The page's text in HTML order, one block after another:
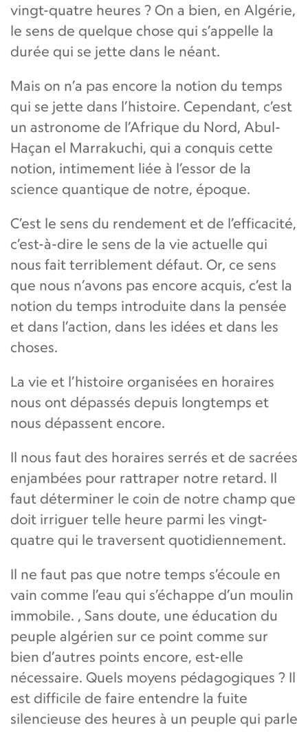
vingt-quatre heures ? On a bien, en Algérie,
le sens de quelque chose qui s’appelle la
durée qui se jette dans le néant.
Mais on n’a pas encore la notion du temps
qui se jette dans l’histoire. Cependant, c’est
un astronome de l’Afrique du Nord, Abul-
Haçan el Marrakuchi, qui a conquis cette
notion, intimement liée à l’essor de la
science quantique de notre, époque.
C’est le sens du rendement et de l’efficacité,
c’est-à-dire le sens de la vie actuelle qui
nous fait terriblement défaut. Or, ce sens
que nous n’avons pas encore acquis, c’est la
notion du temps introduite dans la pensée
et dans l’action, dans les idées et dans les
choses.
La vie et l’histoire organisées en horaires
nous ont dépassés depuis longtemps et
nous dépassent encore.
Il nous faut des horaires serrés et de sacrées
enjambées pour rattraper notre retard. Il
faut déterminer le coin de notre champ que
doit irriguer telle heure parmi les vingt-
quatre qui le traversent quotidiennement.
Il ne faut pas que notre temps s’écoule en
vain comme l’eau qui s’échappe d’un moulin
immobile. , Sans doute, une éducation du
peuple algérien sur ce point comme sur
bien d’autres points encore, est-elle
nécessaire. Quels moyens pédagogiques ? Il
est difficile de faire entendre la fuite
silencieuse des heures à un peuple qui parle